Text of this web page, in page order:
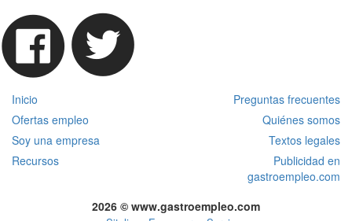
Inicio
Preguntas frecuentes
Ofertas empleo
Quiénes somos
Soy una empresa
Textos legales
Recursos
Publicidad en
gastroempleo.com
2026 © www.gastroempleo.com